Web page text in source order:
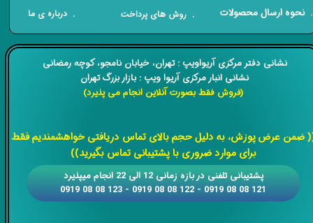
​​نشانی دفتر مرکزی آریواویپ : تهران، خیابان نامجو،کوچه رمضانی
نشانی انبار مرکزی آریوا ویپ : بازار بزرگ تهران
(فروش فقط بصورت آنلاین انجام می پذیرد)
ضمن عرض پوزش، به دلیل حجم بالای تماس دریافتی خواهشمندیم فقط
برای موارد ضروری با پشتیبانی تماس بگیرید))
​​پشتیبانی تلفنی در بازه زمانی 12 الی 22 انجام میپذیرد
121 08 08 0919 - 122 08 08 0919 - 123 08 08 0919
​. نحوه ارسال محصولات . روش های پرداخت . درباره ی ما